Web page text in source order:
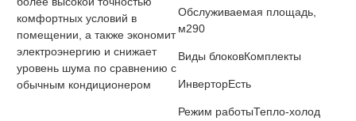
комфортных условий в
помещении, а также экономит
электроэнергию и снижает
уровень шума по сравнению с
обычным кондиционером
Обслуживаемая площадь,
м290
Виды блоковКомплекты
ИнверторЕсть
Режим работыТепло-холод